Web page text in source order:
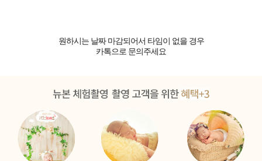
원하시는 날짜 마감되어서 타임이 없을 경우
카톡으로 문의주세요